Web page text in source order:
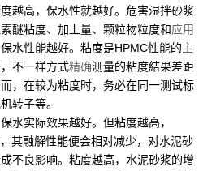
高，保水性就越好。危害湿拌砂浆
醚粘度、加上量、颗粒物粒度和应用
水性能越好。粘度是HPMC性能的主
不一样方式精确测量的粘度結果差距
，在较为粘度时，务必在同一测试标
转子等。
实际效果越好。但粘度越高，
其融解性能便会相对减少，对水泥砂
不良影响。粘度越高，水泥砂浆的增